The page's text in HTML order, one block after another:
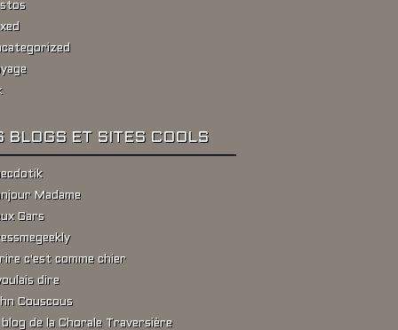
BLOGS ET SITES COOLS
Madame
Gars
c'est comme chier
dire
Couscous
blog de la Chorale Traversière